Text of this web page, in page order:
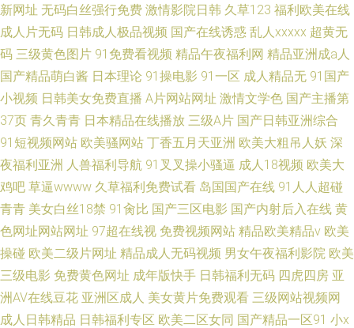
新网址 无码白丝强行免费 激情影院日韩 久草123 福利欧美在线
成人片无码 日韩成人极品视频 国产在线诱惑 乱人xxxxx 超黄无
码 三级黄色图片 91免费看视频 精品午夜福利网 精品亚洲成a人
国产精品萌白酱 日本理论 91操电影 91一区 成人精品无 91国产
小视频 日韩美女免费直播 A片网站网址 激情文学色 国产主播第
37页 青久青青 日本精品在线播放 三级A片 国产日韩亚洲综合
91短视频网站 欧美骚网站 丁香五月天亚洲 欧美大粗吊人妖 深
夜福利亚洲 人兽福利导航 91叉叉操小骚逼 成人18视频 欧美大
鸡吧 草逼wwww 久草福利免费试看 岛国国产在线 91人人超碰
青青 美女白丝18禁 91肏比 国产三区电影 国产内射后入在线 黄
色网址网站网址 97超在线视 免费视频网站 精品欧美精品v 欧美
操碰 欧美二级片网址 精品成人无码视频 男女午夜福利影院 欧美
三级电影 免费黄色网址 成年版快手 日韩福利无码 四虎四房 亚
洲AV在线豆花 亚洲区成人 美女黄片免费观看 三级网站视频网
成人日韩精品 日韩福利专区 欧美二区女同 国产精品一区91 小x